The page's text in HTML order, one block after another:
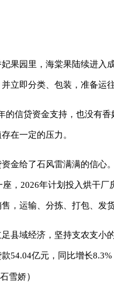
果园里，海棠果陆续进入
立即分类、包装，准备运往
的信贷资金支持，也没有
在一定的压力。
金给了石风雷满满的信心
，2026年计划投入烘干
，运输、分拣、打包、发
县域经济，坚持支农支小
54.04亿元，同比增长
雪娇）